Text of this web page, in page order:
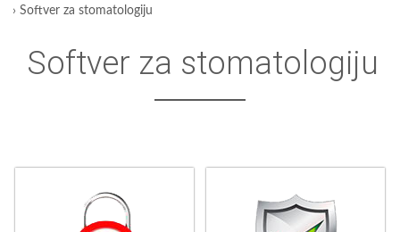
› Softver za stomatologiju
Softver za stomatologiju